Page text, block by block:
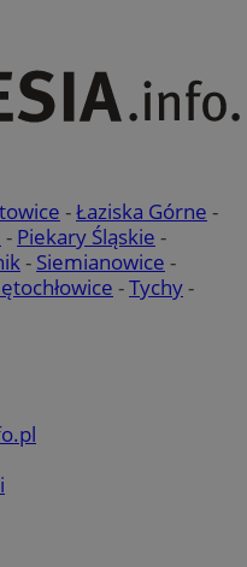
-Łaziska Górne -
- Piekary Śląskie -
- Siemianowice -
-Tychy-